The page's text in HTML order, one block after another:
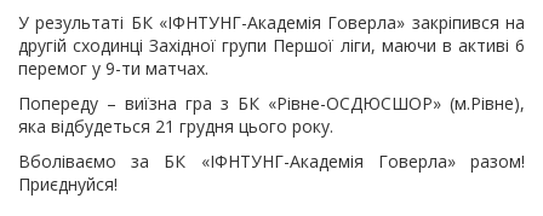
У результаті БК «ІФНТУНГ-Академія Говерла» закріпився на
другій сходинці Західної групи Першої ліги, маючи в активі 6
перемог у 9-ти матчах.
Попереду – виїзна гра з БК «Рівне-ОСДЮСШОР» (м.Рівне),
яка відбудеться 21 грудня цього року.
Вболіваємо за БК «ІФНТУНГ-Академія Говерла» разом!
Приєднуйся!